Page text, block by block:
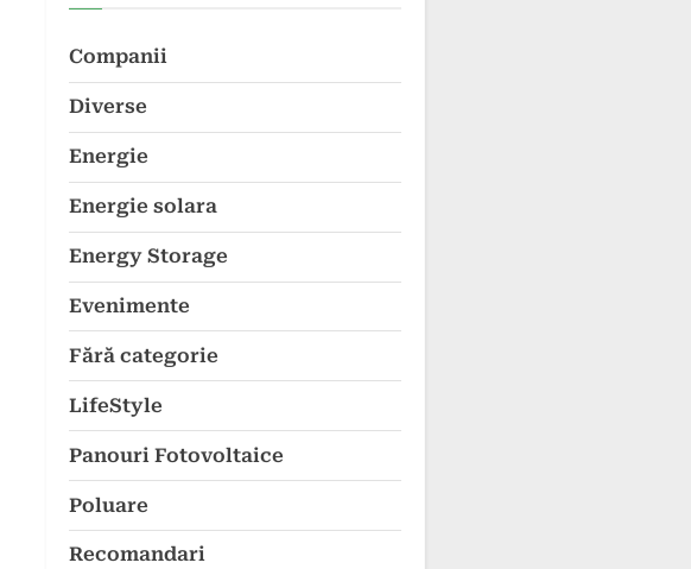
Companii
Diverse
Energie
Energie solara
Energy Storage
Evenimente
Fără categorie
LifeStyle
Panouri Fotovoltaice
Poluare
Recomandari